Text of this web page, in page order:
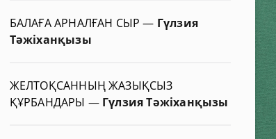
БАЛАҒА АРНАЛҒАН СЫР— Гүлзия
Тәжіханқызы
ЖЕЛТОҚСАННЫҢ ЖАЗЫҚСЫЗ
ҚҰРБАНДАРЫ — Гүлзия Тәжіханқызы